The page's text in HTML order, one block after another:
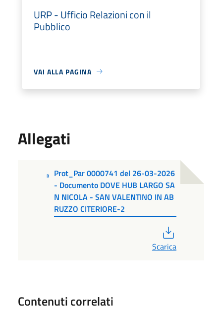
URP - Ufficio Relazioni con il
Pubblico
VAI ALLA PAGINA
Allegati
Prot_Par 0000741 del 26-03-2026
- Documento DOVE HUB LARGO SA
N NICOLA - SAN VALENTINO IN AB
RUZZO CITERIORE-2
Scarica
Contenuti correlati